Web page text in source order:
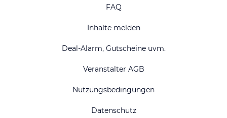
FAQ
Inhalte melden
Deal-Alarm, Gutscheine uvm.
Veranstalter AGB
Nutzungsbedingungen
Datenschutz